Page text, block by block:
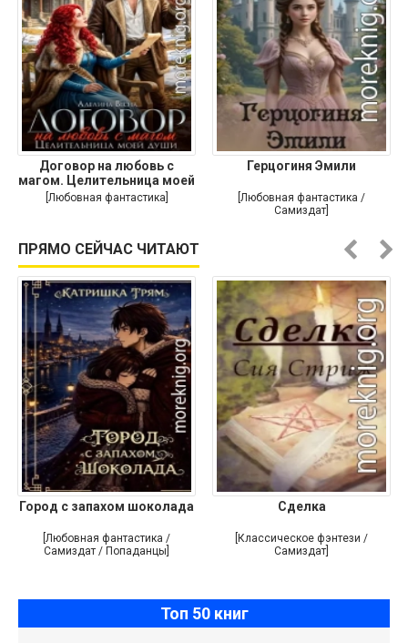
Договор на любовь с
магом. Целительница моей
души
[Любовная фантастика]
Герцогиня Эмили
[Любовная фантастика /
Самиздат]
ПРЯМО СЕЙЧАС ЧИТАЮТ
Город с запахом шоколада
[Любовная фантастика /
Самиздат / Попаданцы]
Сделка
[Классическое фэнтези /
Самиздат]
Топ 50 книг